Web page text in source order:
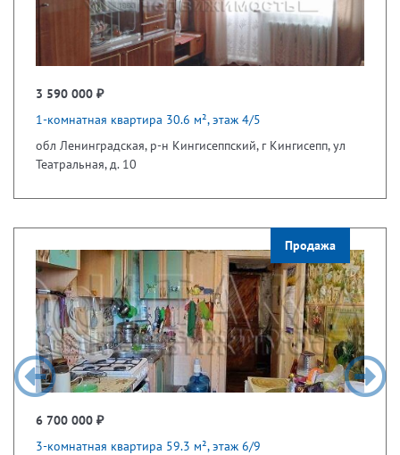
3 590 000 ₽
1-комнатная квартира 30.6 м², этаж 4/5
обл Ленинградская, р-н Кингисеппский, г Кингисепп, ул
Театральная, д. 10
Продажа
6 700 000 ₽
3-комнатная квартира 59.3 м², этаж 6/9